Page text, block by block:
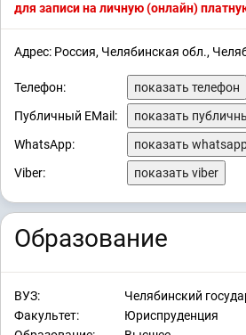
для записи на личную (онлайн)
Адрес: Россия, Челябинская обл.,
Телефон:
показать телефон
Публичный EMail:
показать
WhatsApp:
показать
Viber:
показать viber
Образование
ВУЗ:
Челябинский
Факультет:
Юриспруденция